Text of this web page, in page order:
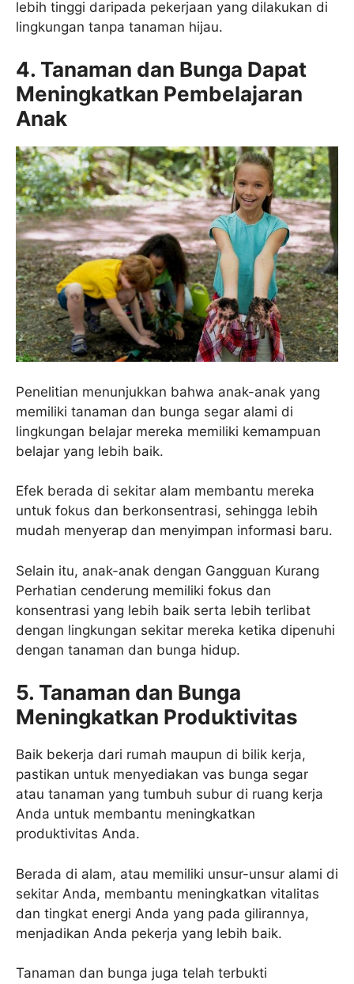
lebih tinggi daripada pekerjaan yang dilakukan di
lingkungan tanpa tanaman hijau.
4. Tanaman dan Bunga Dapat
Meningkatkan Pembelajaran
Anak
Penelitian menunjukkan bahwa anak-anak yang
memiliki tanaman dan bunga segar alami di
lingkungan belajar mereka memiliki kemampuan
belajar yang lebih baik.
Efek berada di sekitar alam membantu mereka
untuk fokus dan berkonsentrasi, sehingga lebih
mudah menyerap dan menyimpan informasi baru.
Selain itu, anak-anak dengan Gangguan Kurang
Perhatian cenderung memiliki fokus dan
konsentrasi yang lebih baik serta lebih terlibat
dengan lingkungan sekitar mereka ketika dipenuhi
dengan tanaman dan bunga hidup.
5. Tanaman dan Bunga
Meningkatkan Produktivitas
Baik bekerja dari rumah maupun di bilik kerja,
pastikan untuk menyediakan vas bunga segar
atau tanaman yang tumbuh subur di ruang kerja
Anda untuk membantu meningkatkan
produktivitas Anda.
Berada di alam, atau memiliki unsur-unsur alami di
sekitar Anda, membantu meningkatkan vitalitas
dan tingkat energi Anda yang pada gilirannya,
menjadikan Anda pekerja yang lebih baik.
Tanaman dan bunga juga telah terbukti